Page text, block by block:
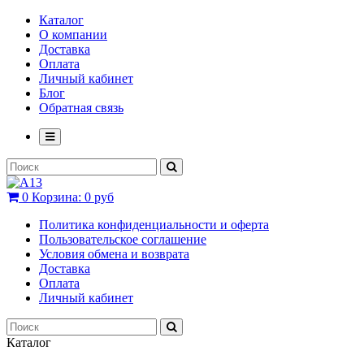
Каталог
О компании
Доставка
Оплата
Личный кабинет
Блог
Обратная связь
0 Корзина: 0 руб
Политика конфиденциальности и оферта
Пользовательское соглашение
Условия обмена и возврата
Доставка
Оплата
Личный кабинет
Каталог